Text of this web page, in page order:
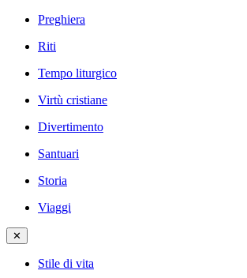
Preghiera
Riti
Tempo liturgico
Virtù cristiane
Divertimento
Santuari
Storia
Viaggi
✕
Stile di vita